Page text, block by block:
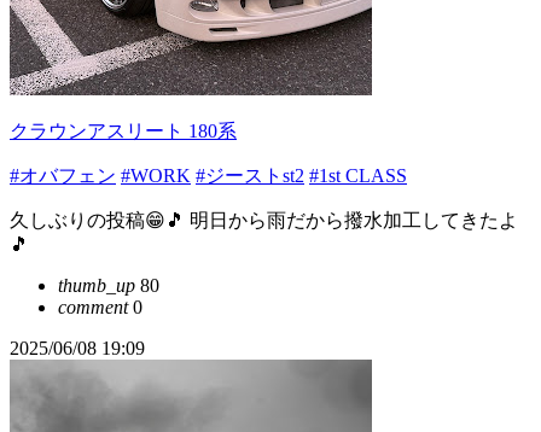
クラウンアスリート 180系
#オバフェン #WORK #ジーストst2 #1st CLASS
久しぶりの投稿😁🎵 明日から雨だから撥水加工してきたよ
🎵
thumb_up 80
comment0
2025/06/08 19:09